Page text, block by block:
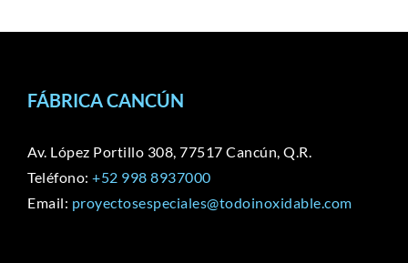
FÁBRICA CANCÚN
Av. López Portillo 308, 77517 Cancún, Q.R.
Teléfono: +52 998 8937000
Email: proyectosespeciales@todoinoxidable.com